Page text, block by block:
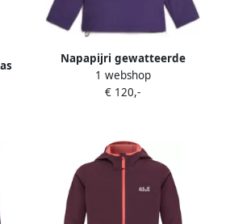
Napapijri gewatteerde
winterjas K NORTHFARER W
met logo paars Jongens
1 webshop
€ 120,-